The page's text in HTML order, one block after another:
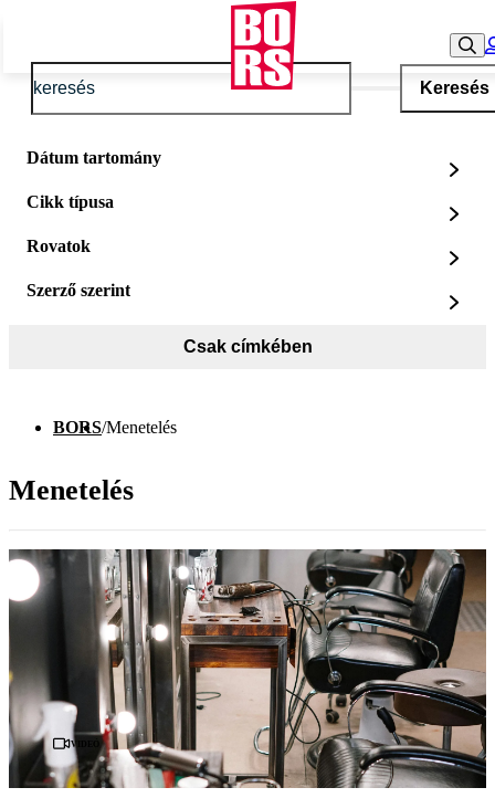
Keresés
Dátum tartomány
Cikk típusa
Rovatok
Szerző szerint
Csak címkében
BORS/Menetelés
Menetelés
Videó